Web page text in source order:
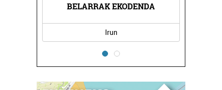
BELARRAK EKODENDA
Irun